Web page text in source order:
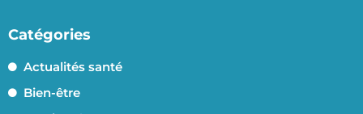
Catégories
Actualités santé
Bien-être